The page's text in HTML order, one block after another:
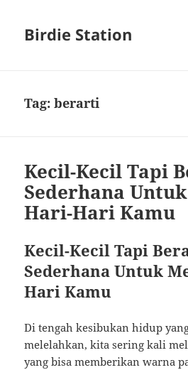
Birdie Station
Tag:berarti
Kecil-Kecil Tapi
Sederhana
Hari-Hari Kamu
Kecil-Kecil Tapi
Sederhana Untuk
Hari Kamu
Di tengah kesibukan hidup
melelahkan, kita sering kali
yang bisa memberikan warna